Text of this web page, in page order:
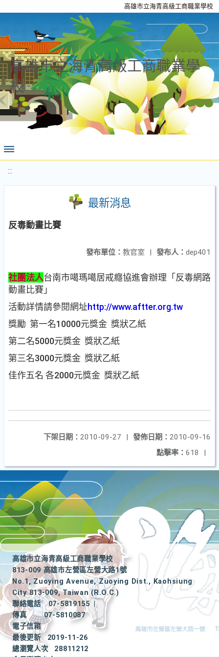
高雄市立海青高級工商職業學校
高雄市立海青高級工商職業學
校
:::
最新消息
反毒動畫比賽
發布人： dep401
發布單位： 教官室 |
社團法人台南市噶瑪噶居戒癮協進會辦理「反毒網路
動畫比賽」
活動詳情請參閱網址http://www.aftter.org.tw
獎勵 第一名10000元獎金 獎狀乙紙
第二名5000元獎金 獎狀乙紙
第三名3000元獎金 獎狀乙紙
佳作五名 各2000元獎金 獎狀乙紙
發佈日期： 2010-09-16
下架日期： 2010-09-27
|
點擊率： 618 |
高雄市立海青高級工商職業學校
813-009 高雄市左營區左營大路1號
No.1, Zuoying Avenue, Zuoying Dist., Kaohsiung
City 813-009, Taiwan (R.O.C.)
聯絡電話
07-5819155
|
傳真
07-5810087
電子信箱
最後更新
2019-11-26
總瀏覽人次
28811212